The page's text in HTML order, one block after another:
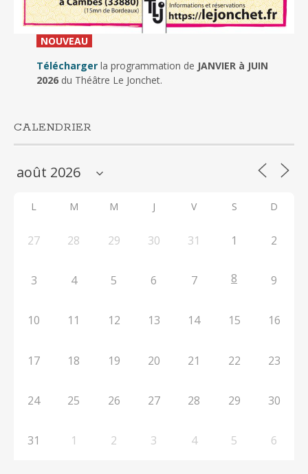
NOUVEAU_
Télécharger la programmation de JANVIER à JUIN
2026du Théâtre Le Jonchet.
CALENDRIER
L M M J V S D
27 28 29 30 31 1 2
3 4 5 6 7 8 9
10 11 12 13 14 15 16
17 18 19 20 21 22 23
24 25 26 27 28 29 30
31 1 2 3 4 5 6